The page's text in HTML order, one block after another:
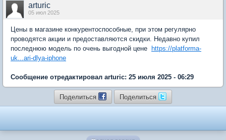
arturic
05 июл 2025
Цены в магазине конкурентоспособные, при этом регулярно
проводятся акции и предоставляются скидки. Недавно купил
последнюю модель по очень выгодной цене https://platforma-
uk...ari-dlya-iphone
Сообщение отредактировал arturic: 25 июля 2025 - 06:29
Поделиться Поделиться